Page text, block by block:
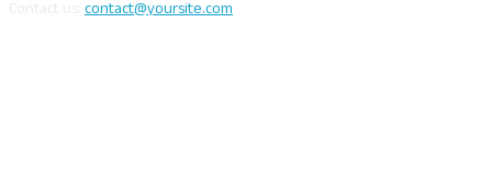
contact@yoursite.com